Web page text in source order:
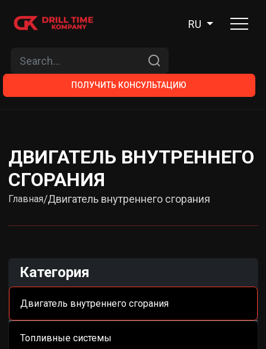
RU
ПОЛУЧИТЬ КОНСУЛЬТАЦИЮ
ДВИГАТЕЛЬ ВНУТРЕННЕГО
СГОРАНИЯ
Главная/Двигатель внутреннего сгорания
Категория
Двигатель внутреннего сгорания
Топливные системы